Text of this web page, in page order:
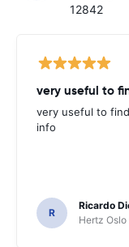
12842
very useful to
very useful to
info
R
Ricardo
Hertz